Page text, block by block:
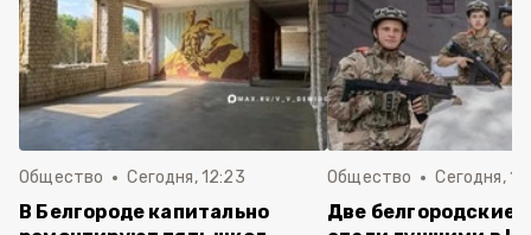
Общество Сегодня, 12:23
В Белгороде капитально
Общество Сегодня,
Две белгородские